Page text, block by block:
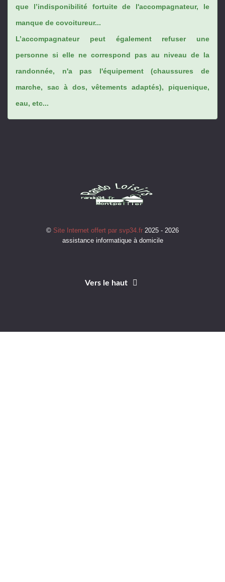
que l’indisponibilité fortuite de l'accompagnateur, le
manque de covoitureur...
L’accompagnateur peut également refuser une
personne si elle ne correspond pas au niveau de la
randonnée, n'a pas l'équipement (chaussures de
marche, sac à dos, vêtements adaptés), piquenique,
eau, etc...
© Site Internet offert par svp34.fr 2025 - 2026
assistance informatique à domicile
Vers le haut